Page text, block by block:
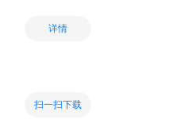
详情
扫一扫下载